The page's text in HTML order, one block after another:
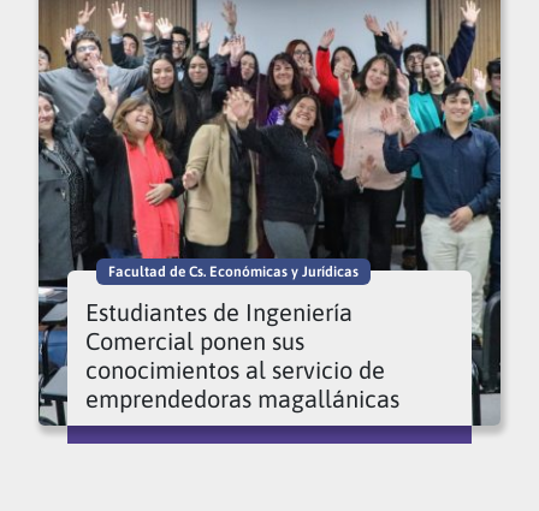
Facultad de Cs. Económicas y Jurídicas
Estudiantes de Ingeniería
Comercial ponen sus
conocimientos al servicio de
emprendedoras magallánicas